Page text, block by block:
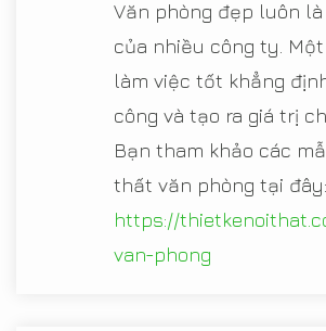
Văn phòng đẹp luôn
của nhiều công ty.
làm việc tốt khẳng
công và tạo ra giá trị
Bạn tham khảo các
thất văn phòng tại đây:
https://
van-phong